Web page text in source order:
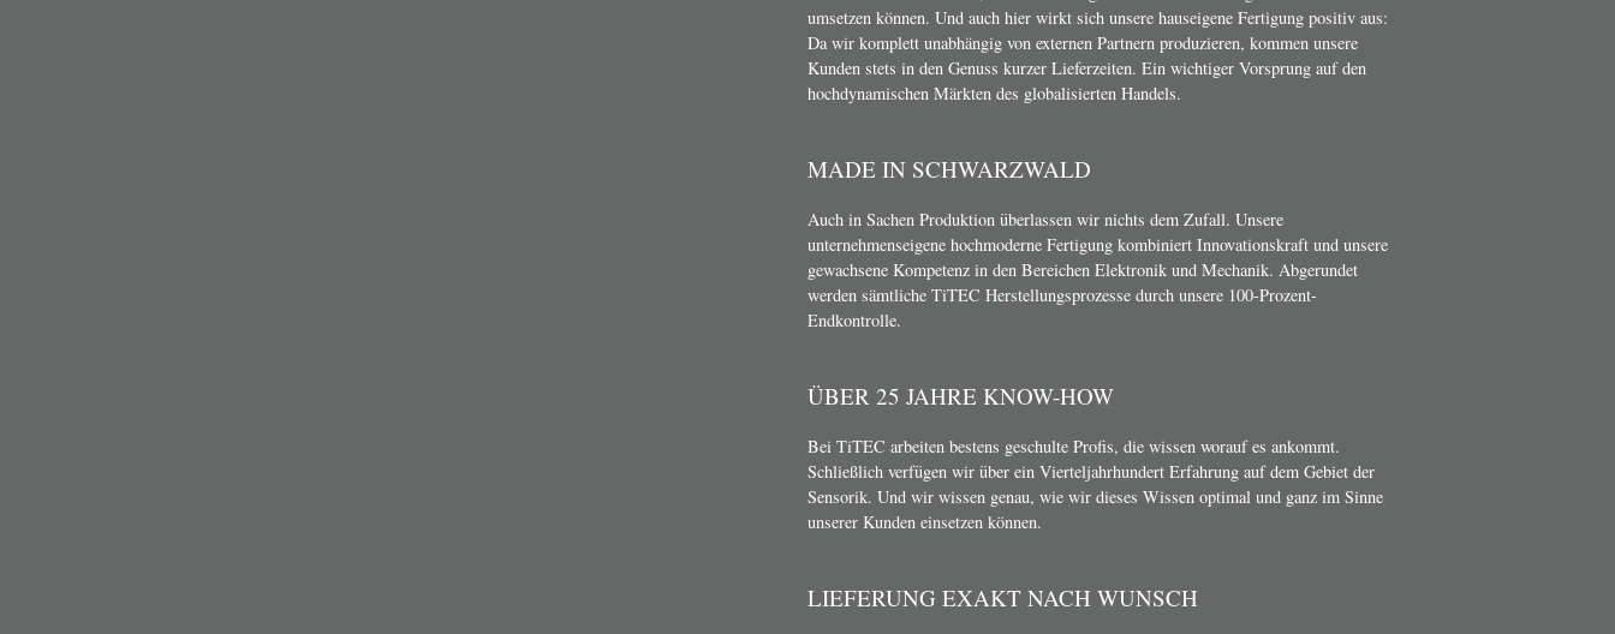
umsetzen können. Und auch hier wirkt sich unsere hauseigene Fertigung positiv aus:
Da wir komplett unabhängig von externen Partnern produzieren, kommen unsere
Kunden stets in den Genuss kurzer Lieferzeiten. Ein wichtiger Vorsprung auf den
hochdynamischen Märkten des globalisierten Handels.
MADE IN SCHWARZWALD
Auch in Sachen Produktion überlassen wir nichts dem Zufall. Unsere
unternehmenseigene hochmoderne Fertigung kombiniert Innovationskraft und unsere
gewachsene Kompetenz in den Bereichen Elektronik und Mechanik. Abgerundet
werden sämtliche TiTEC Herstellungsprozesse durch unsere 100-Prozent-
Endkontrolle.
ÜBER 25 JAHRE KNOW-HOW
Bei TiTEC arbeiten bestens geschulte Profis, die wissen worauf es ankommt.
Schließlich verfügen wir über ein Vierteljahrhundert Erfahrung auf dem Gebiet der
Sensorik. Und wir wissen genau, wie wir dieses Wissen optimal und ganz im Sinne
unserer Kunden einsetzen können.
LIEFERUNG EXAKT NACH WUNSCH